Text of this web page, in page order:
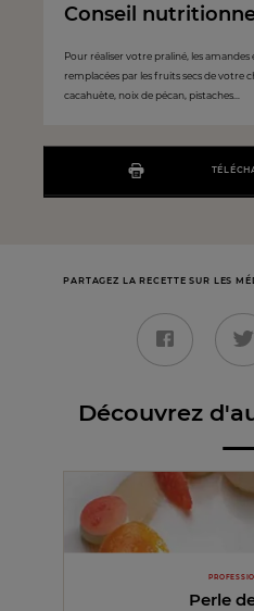
Conseil
Pour réaliser votre praliné, les
remplacées par les fruits secs de votre
cacahuète, noix de pécan, pistaches...
PARTAGEZ LA RECETTE SUR LES
Découvrez
Perle